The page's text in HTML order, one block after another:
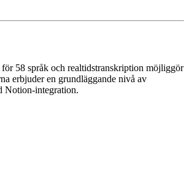
58 språk och realtidstranskription möjliggör
erbjuder en grundläggande nivå av
Notion-integration.